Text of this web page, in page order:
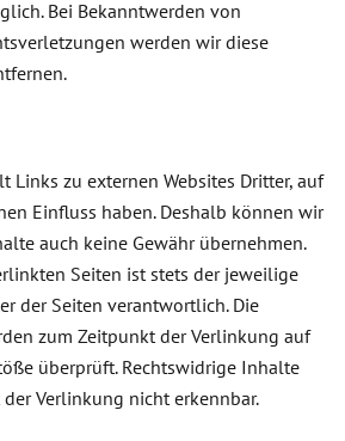
Bei Bekanntwerden von
werden wir diese
Links zu externen Websites Dritter, auf
Einfluss haben. Deshalb können wir
auch keine Gewähr übernehmen.
Seiten ist stets der jeweilige
der Seiten verantwortlich. Die
zum Zeitpunkt der Verlinkung auf
überprüft. Rechtswidrige Inhalte
Verlinkung nicht erkennbar.